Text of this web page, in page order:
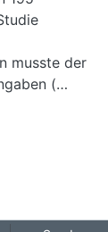
musste der
(
angeben.
sollte